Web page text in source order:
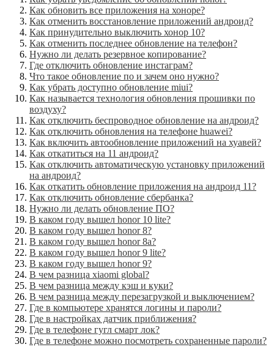
Как обновить все приложения на хоноре?
Как отменить восстановление приложений андроид?
Как принудительно выключить хонор 10?
Как отменить последнее обновление на телефон?
Нужно ли делать резервное копирование?
Где отключить обновление инстаграм?
Что такое обновление по и зачем оно нужно?
Как убрать доступно обновление miui?
Как называется технология обновления прошивки по
воздуху?
Как отключить беспроводное обновление на андроид?
Как отключить обновления на телефоне huawei?
Как включить автообновление приложений на хуавей?
Как откатиться на 11 андроид?
Как отключить автоматическую установку приложений
на андроид?
Как откатить обновление приложения на андроид 11?
Как отключить обновление сбербанка?
Нужно ли делать обновление ПО?
В каком году вышел honor 10 lite?
В каком году вышел honor 8?
В каком году вышел honor 8a?
В каком году вышел honor 9 lite?
В каком году вышел honor 9?
В чем разница xiaomi global?
В чем разница между кэш и куки?
В чем разница между перезагрузкой и выключением?
Где в компьютере хранятся логины и пароли?
Где в настройках датчик приближения?
Где в телефоне гугл смарт лок?
Где в телефоне можно посмотреть сохраненные пароли?